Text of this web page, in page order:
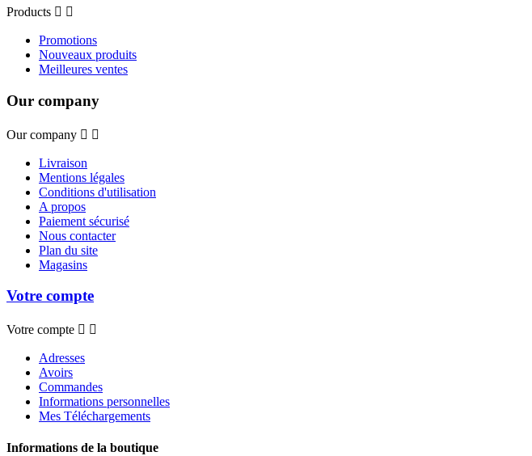
Products  
Promotions
Nouveaux produits
Meilleures ventes
Our company
Our company  
Livraison
Mentions légales
Conditions d'utilisation
A propos
Paiement sécurisé
Nous contacter
Plan du site
Magasins
Votre compte
Votre compte  
Adresses
Avoirs
Commandes
Informations personnelles
Mes Téléchargements
Informations de la boutique